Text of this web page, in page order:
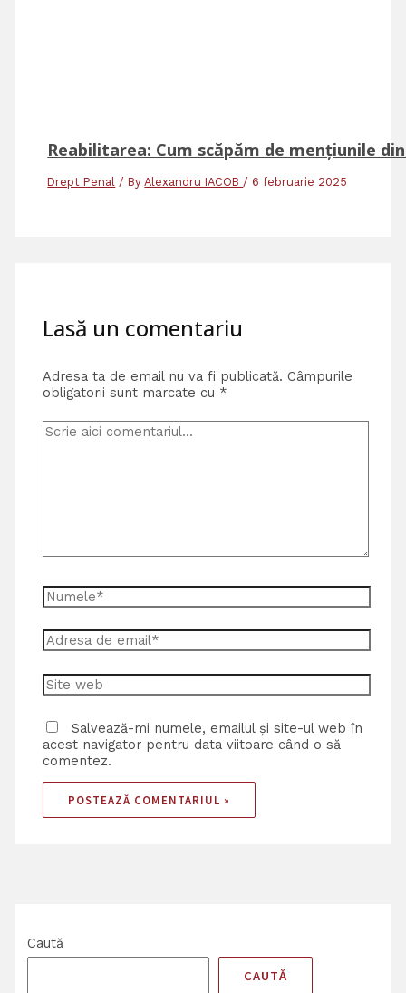
Reabilitarea: Cum scăpăm de mențiunile
Drept Penal / ByAlexandru IACOB/ 6 februarie 2025
Lasă un comentariu
Adresa ta de email nu va fi publicată. Câmpurile
obligatorii sunt marcate cu *
Salvează-mi numele, emailul și site-ul web în
acest navigator pentru data viitoare când o să
comentez.
Caută
CAUTĂ